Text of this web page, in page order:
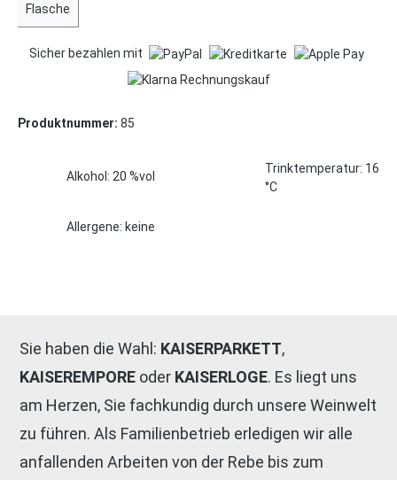
Flasche
Sicher bezahlen mit
Produktnummer: 85
Alkohol: 20 %vol
Trinktemperatur: 16
°C
Allergene: keine
Sie haben die Wahl: KAISERPARKETT,
KAISEREMPORE oder KAISERLOGE. Es liegt uns
am Herzen, Sie fachkundig durch unsere Weinwelt
zu führen. Als Familienbetrieb erledigen wir alle
anfallenden Arbeiten von der Rebe bis zum